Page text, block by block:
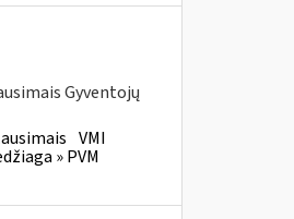
Gyventojų
VMI
» PVM